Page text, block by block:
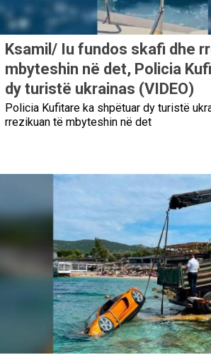
Ksamil/ Iu fundos skafi dhe
mbyteshin në det, Policia
dy turistë ukrainas (VIDEO)
Policia Kufitare ka shpëtuar dy turistë
rrezikuan të mbyteshin në det